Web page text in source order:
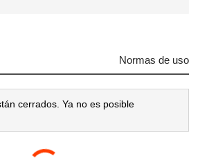
Normas de uso
cerrados. Ya no es posible